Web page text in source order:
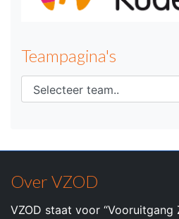
Teampagina's
Over VZOD
VZOD staat voor “Vooruitgang